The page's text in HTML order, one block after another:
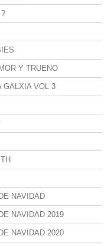
Y TRUENO
GALXIA VOL 3
NAVIDAD
NAVIDAD 2019
NAVIDAD 2020